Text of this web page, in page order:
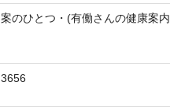
のひとつ・(有働さんの健康案内